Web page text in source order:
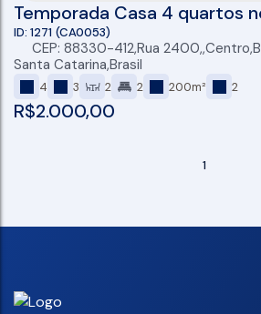
Temporada Casa 4 quartos
Balneário Camboriú //
2 vagas
R$2.000,00
1271 (CA0053)
CEP: 88330-412,Rua 2400 ,Centro,
Santa Catarina,Brasil
4 3 2 2 200m² 2
1